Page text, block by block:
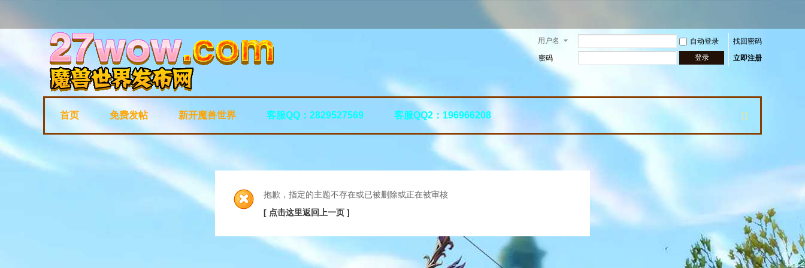
用户名 自动登录
找回密码
密码
登录 立即注册
首页 免费发帖 新开魔兽世界 客服QQ：2829527569 客服QQ2：196966208
抱歉，指定的主题不存在或已被删除或正在被审核
[ 点击这里返回上一页 ]